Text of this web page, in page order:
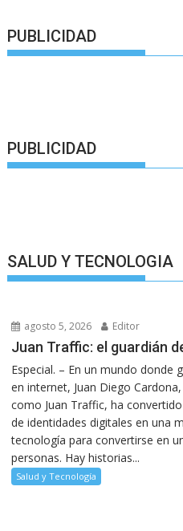
PUBLICIDAD
PUBLICIDAD
SALUD Y TECNOLOGIA
agosto 5, 2026 Editor
Juan Traffic: el guardián
Especial. – En un mundo donde
en internet, Juan Diego
como Juan Traffic, ha
de identidades digitales en una
tecnología para convertirse en
personas. Hay historias...
Salud y Tecnología